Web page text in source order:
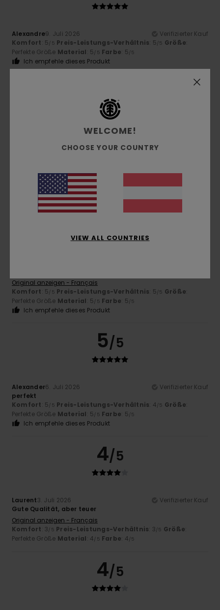
Alexandre9. Juli 2026
Verifizierter Kauf
Komfort: 5/5 Preis-Leistungs-Verhältnis: 5/5 Größe:
Perfekte Größe Material: 5/5 Farbe: 5/5
Ich empfehle dieses Produkt
5
Spitzenqualität
Perfekte GrößeMaterial: 5/5
Ich empfehle dieses Produkt
5 /5
Original anzeigen - Français
Komfort: 5/5 Preis-Leistungs-Verhältnis: 5/5 Größe:
Perfekte Größe Material: 5/5 Farbe: 5/5
Ich empfehle dieses Produkt
5/5
Alexander6. Juli 2026
Verifizierter Kauf
perfekt
Komfort: 5/5 Preis-Leistungs-Verhältnis: 4/5 Größe:
Perfekte Größe Material: 5/5 Farbe: 5/5
Ich empfehle dieses Produkt
4/5
Laurent3. Juli 2026
Verifizierter Kauf
Gute Qualität, aber teuer
Original anzeigen - Français
Komfort: 3/5 Preis-Leistungs-Verhältnis: 3/5 Größe:
Perfekte Größe Material: 4/5 Farbe: 4/5
4/5
WELCOME!
CHOOSE YOUR COUNTRY
VIEW ALL COUNTRIES